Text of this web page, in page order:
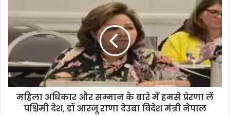
महिला अधिकार और सम्मान के बारे में हमसे प्रेरणा लें
पश्चिमी देश, डॉ आरजू राणा देउबा विदेश मंत्री नेपाल